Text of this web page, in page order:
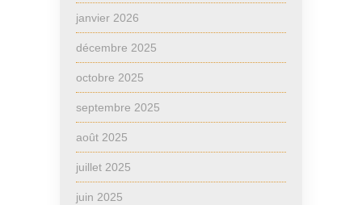
janvier 2026
décembre 2025
octobre 2025
septembre 2025
août 2025
juillet 2025
juin 2025